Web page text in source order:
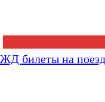
ЖД билеты на